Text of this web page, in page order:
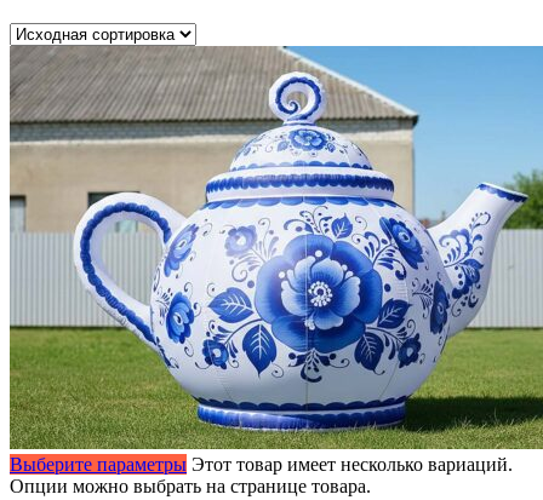
Выберите параметры Этот товар имеет несколько вариаций.
Опции можно выбрать на странице товара.